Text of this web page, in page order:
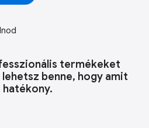
termékeket
benne, hogy amit